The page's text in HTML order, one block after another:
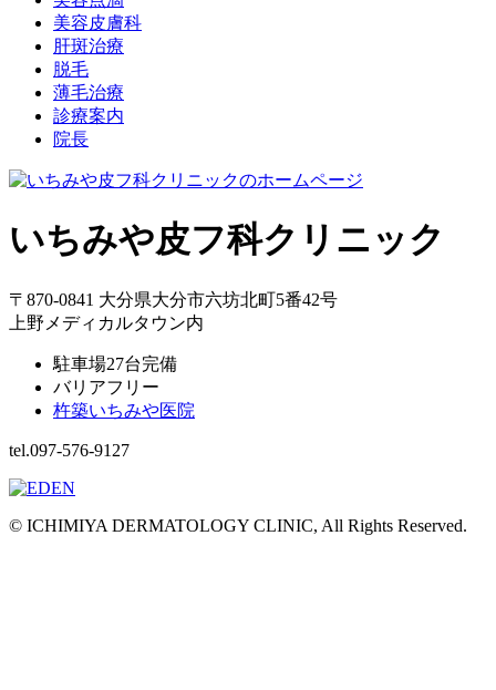
美容皮膚科
肝斑治療
脱毛
薄毛治療
診療案内
院長
いちみや皮フ科クリニック
〒870-0841 大分県大分市六坊北町5番42号
上野メディカルタウン内
駐車場27台完備
バリアフリー
杵築いちみや医院
tel.097-576-9127
© ICHIMIYA DERMATOLOGY CLINIC, All Rights Reserved.